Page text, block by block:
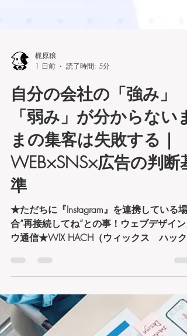
1 日前
読了時間: 5分
自分の会社の「強み」
「弱み」が分からないま
まの集客は失敗する｜
WEB×SNS×広告の判断基
準
★ただちに『Instagram』を連携している場
ウ通信★WIX HACH（ウィックス ハック
もうWIX社から連絡が来てる方も多いと思
のですが・・・WIXで制作したWEBサイト
Instagramを連携している場合”再接続して
ね”との事